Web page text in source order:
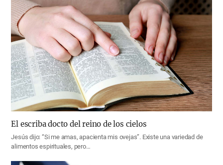
El escriba docto del reino de los cielos
Jesús dijo: “Si me amas, apacienta mis ovejas”. Existe una variedad de
alimentos espirituales, pero…